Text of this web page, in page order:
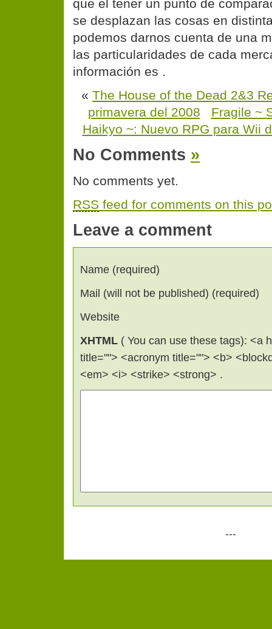
que el tener un punto de
se desplazan las cosas en
podemos darnos cuenta de una
las particularidades de cada
información es .
« The House of the Dead 2&3
primavera del 2008
Fragile ~
Haikyo ~: Nuevo RPG para Wii
No Comments »
No comments yet.
RSS feed for comments on this
Leave a comment
Name (required)
Mail (will not be published) (required)
Website
XHTML ( You can use these tags): <a
title=""> <acronym title=""> <b>
<em> <i> <strike> <strong> .
---